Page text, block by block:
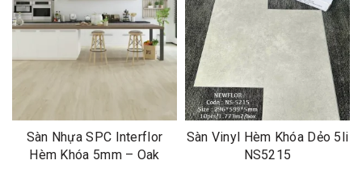
Sàn Nhựa SPC Interflor
Hèm Khóa 5mm – Oak
Sàn Vinyl Hèm Khóa Dẻo 5li
NS5215